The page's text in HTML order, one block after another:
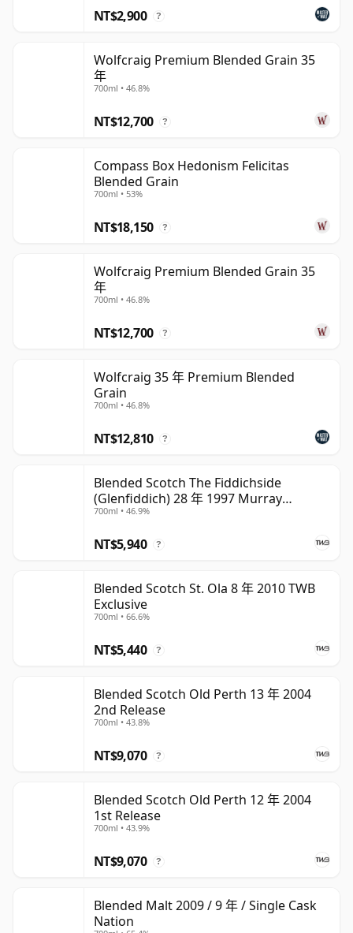
NT$2,900 ?
Wolfcraig Premium Blended Grain 35
年
700ml • 46.8%
NT$12,700 ?
Compass Box Hedonism Felicitas
Blended Grain
700ml • 53%
NT$18,150 ?
Wolfcraig Premium Blended Grain 35
年
700ml • 46.8%
NT$12,700 ?
Wolfcraig 35 年 Premium Blended
Grain
700ml • 46.8%
NT$12,810 ?
Blended Scotch The Fiddichside
(Glenfiddich) 28 年 1997 Murray
McDavid Mission Gold
700ml • 46.9%
NT$5,940 ?
Blended Scotch St. Ola 8 年 2010 TWB
Exclusive
700ml • 66.6%
NT$5,440 ?
Blended Scotch Old Perth 13 年 2004
2nd Release
700ml • 43.8%
NT$9,070 ?
Blended Scotch Old Perth 12 年 2004
1st Release
700ml • 43.9%
NT$9,070 ?
Blended Malt 2009 / 9 年 / Single Cask
Nation